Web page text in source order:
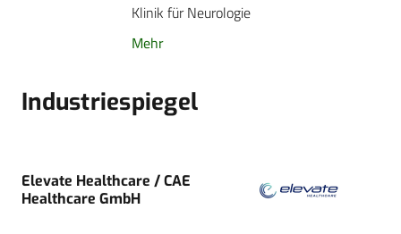
Klinik für Neurologie
Mehr
Industriespiegel
Elevate Healthcare / CAE
Healthcare GmbH